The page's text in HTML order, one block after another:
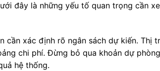
đây là những yếu tố quan trọng cần
cần xác định rõ ngân sách dự kiến. Thị
chi phí. Đừng bỏ qua khoản dự
hệ thống.